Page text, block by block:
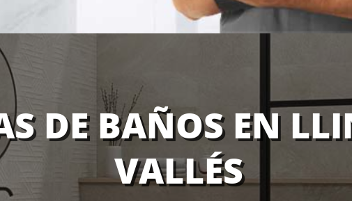
DE BAÑOS EN
VALLÉS